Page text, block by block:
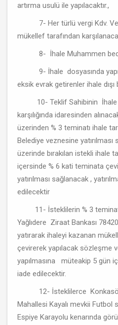
artırma usulü ile yapılacaktır.,
7- Her türlü vergi Kdv. Ve
mükellef tarafından
8- İhale Muhammen
9- İhale dosyasında
eksik evrak getirenler ihale dışı
10- Teklif Sahibinin İhale
karşılığında idaresinden
üzerinden % 3 teminatı ihale
Belediye veznesine
üzerinde bırakılan istekli ihale
içersinde % 6 kati teminata
yatırılması sağlanacak ,
edilecektir
11- İsteklilerin % 3
Yağlıdere Ziraat Bankası
yatırarak ihaleyi kazanan
çevirerek yapılacak
yapılmasına müteakip 5 gün
iade edilecektir.
12- İsteklilerce Konkasör
Mahallesi Kayalı mevkii Futbol
Espiye Karayolu kenarında